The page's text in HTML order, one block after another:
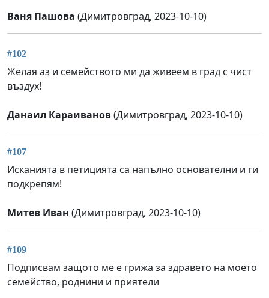
Ваня Пашова (Димитровград, 2023-10-10)
#102
Желая аз и семейството ми да живеем в град с чист
въздух!
Данаил Караиванов(Димитровград, 2023-10-10)
#107
Исканията в петицията са напълно основателни и ги
подкрепям!
Митев Иван (Димитровград, 2023-10-10)
#109
Подписвам защото ме е грижа за здравето на моето
семейство, роднини и приятели